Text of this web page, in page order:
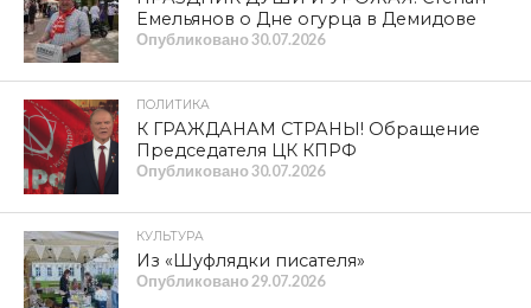
Емельянов о Дне огурца в Демидове
Опубликовано30.07.2026
ПОЛИТИКА
К ГРАЖДАНАМ СТРАНЫ! Обращение
Председателя ЦК КПРФ
Опубликовано30.07.2026
КУЛЬТУРА
Из «Шуфлядки писателя»
Опубликовано 29.07.2026